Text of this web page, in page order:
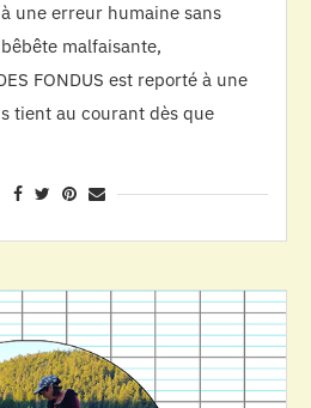
une erreur humaine sans
malfaisante,
FONDUS est reporté à une
tient au courant dès que